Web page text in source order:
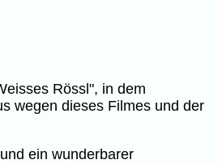
Rössl", in dem
wegen dieses Filmes und der
ein wunderbarer